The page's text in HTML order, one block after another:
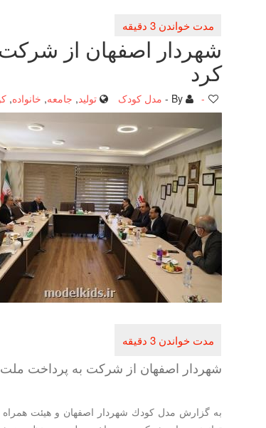
شهردار اصفهان از
كرد
مدل کودک تولید, جامعه, خانواده, -
شهردار اصفهان از شركت به پرداخت ملت
به گزارش مدل كودك شهردار اصفهان و هیئت